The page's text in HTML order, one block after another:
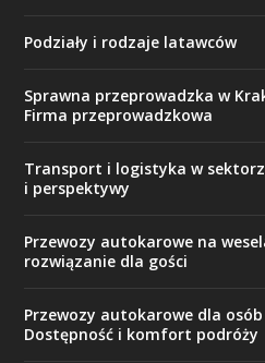
Podziały i rodzaje latawców
Sprawna przeprowadzka w
Firma przeprowadzkowa
Transport i logistyka w
i perspektywy
Przewozy autokarowe na
rozwiązanie dla gości
Przewozy autokarowe dla
Dostępność i komfort podróży